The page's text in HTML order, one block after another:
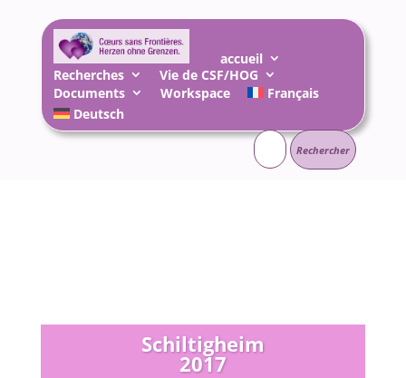
accueil
Recherches
Vie de CSF/HOG
Documents
Workspace
Français
Deutsch
Rechercher :
Schiltigheim
2017